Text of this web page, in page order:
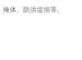
体、防洪堤坝等。